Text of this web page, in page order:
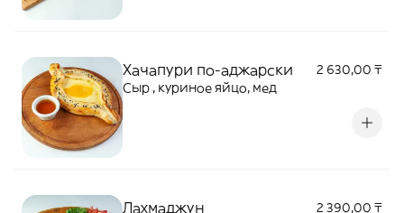
Хачапури по-аджарски
2 630,00 ₸
Сыр , куриное яйцо, мед
Лахмаджун
2 390,00 ₸